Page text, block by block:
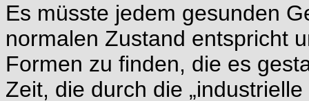
Es müsste jedem gesunden
normalen Zustand entspricht
Formen zu finden, die es
Zeit, die durch die